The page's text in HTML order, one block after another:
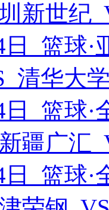
新世
日 篮球
清华大
日 篮球·
疆广
日 篮球·